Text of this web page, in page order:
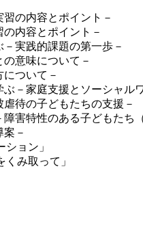
の内容とポイント－
内容とポイント－
実践的課題の第一歩－
意味について－
ついて－
－家庭支援とソーシャル
待の子どもたちの支援－
害特性のある子どもたち
－
ョン」
み取って」